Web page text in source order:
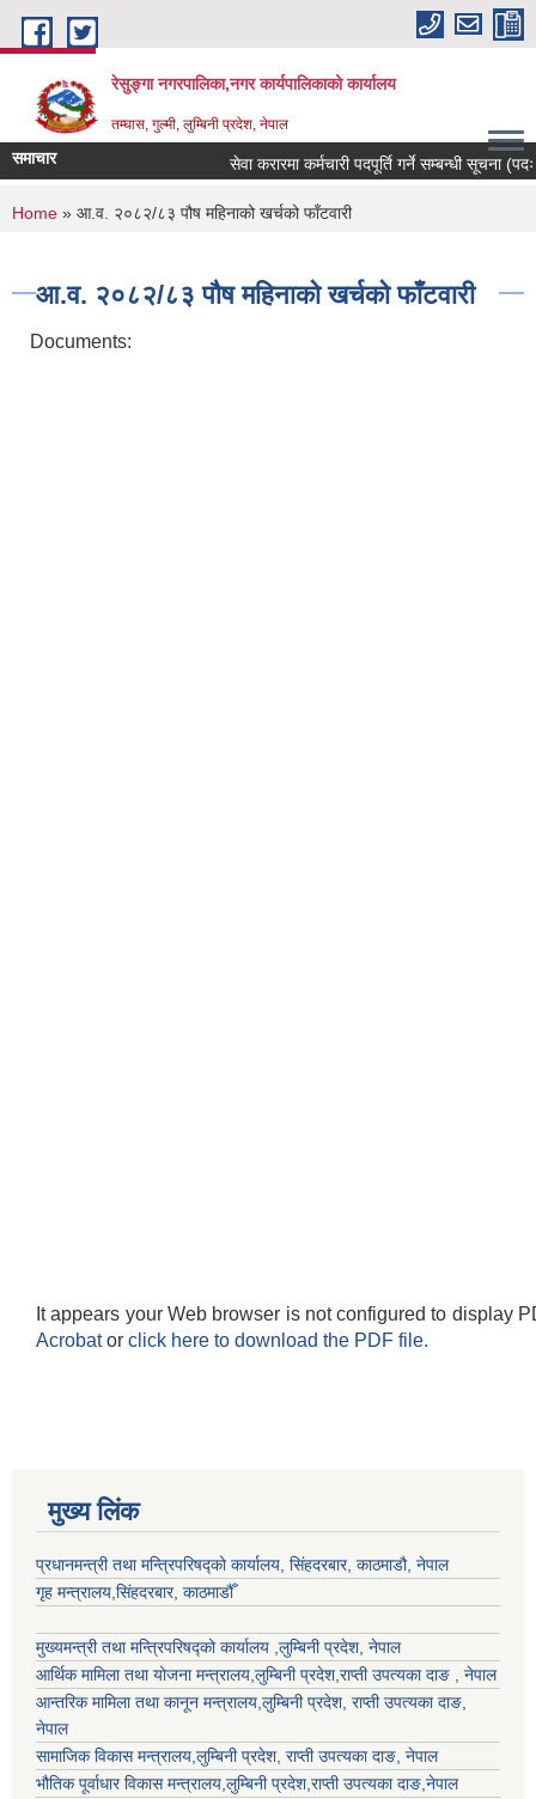
Skip to main content
रेसुङ्गा नगरपालिका,नगर कार्यपालिकाको कार्यालय
तम्घास, गुल्मी, लुम्बिनी प्रदेश, नेपाल
समाचार सेवा करारमा कर्मचारी पदपूर्ति गर्ने सम्बन्धी सूचना (पदः
You are here
Home » आ.व. २०८२/८३ पौष महिनाको खर्चको फाँटवारी
आ.व. २०८२/८३ पौष महिनाको खर्चको फाँटवारी
Documents:
It appears your Web browser is not configured to display
Acrobator click here to download the PDF file.
मुख्य लिंक
प्रधानमन्त्री तथा मन्त्रिपरिषद्को कार्यालय, सिंहदरबार, काठमाडौ, नेपाल
गृह मन्त्रालय,सिंहदरबार, काठमाडौँ
मुख्यमन्त्री तथा मन्त्रिपरिषद्को कार्यालय ,लुम्बिनी प्रदेश, नेपाल
आर्थिक मामिला तथा योजना मन्त्रालय,लुम्बिनी प्रदेश,राप्ती उपत्यका दाङ , नेपाल
आन्तरिक मामिला तथा कानून मन्त्रालय,लुम्बिनी प्रदेश, राप्ती उपत्यका दाङ,
नेपाल
सामाजिक विकास मन्त्रालय,लुम्बिनी प्रदेश, राप्ती उपत्यका दाङ, नेपाल
भौतिक पूर्वाधार विकास मन्त्रालय,लुम्बिनी प्रदेश,राप्ती उपत्यका दाङ,नेपाल